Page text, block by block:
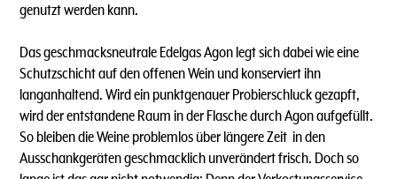
genutzt werden kann.
Das geschmacksneutrale Edelgas Agon legt sich dabei wie eine
Schutzschicht auf den offenen Wein und konserviert ihn
langanhaltend. Wird ein punktgenauer Probierschluck gezapft,
wird der entstandene Raum in der Flasche durch Agon aufgefüllt.
So bleiben die Weine problemlos über längere Zeit in den
Ausschankgeräten geschmacklich unverändert frisch. Doch so